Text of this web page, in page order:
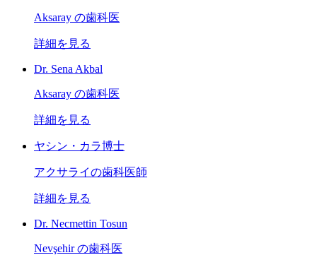
Aksaray の歯科医
詳細を見る
Dr. Sena Akbal
Aksaray の歯科医
詳細を見る
ヤシン・カラ博士
アクサライの歯科医師
詳細を見る
Dr. Necmettin Tosun
Nevşehir の歯科医